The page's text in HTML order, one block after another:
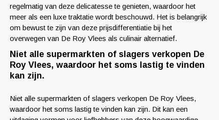
regelmatig van deze delicatesse te genieten, waardoor het
meer als een luxe traktatie wordt beschouwd. Het is belangrijk
om bewust te zijn van deze prijsdifferentiatie bij het
overwegen van De Roy Vlees als culinair alternatief.
Niet alle supermarkten of slagers verkopen De
Roy Vlees, waardoor het soms lastig te vinden
kan zijn.
Niet alle supermarkten of slagers verkopen De Roy Vlees,
waardoor het soms lastig te vinden kan zijn. Dit kan een